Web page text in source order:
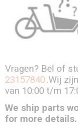
Vragen? Bel of
23157840.Wij
van 10:00 t/m
We ship parts
for more details.